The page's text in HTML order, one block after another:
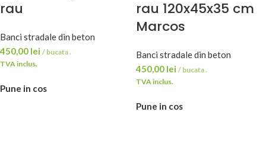
rau
Banci stradale din beton
450,00 lei / bucata .
TVA inclus.
Pune in cos
rau 120x45x35 cm
Marcos
Banci stradale din beton
450,00 lei / bucata .
TVA inclus.
Pune in cos